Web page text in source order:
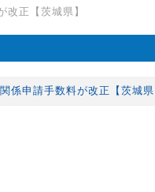
改正【茨城県】
係申請手数料が改正【茨城県